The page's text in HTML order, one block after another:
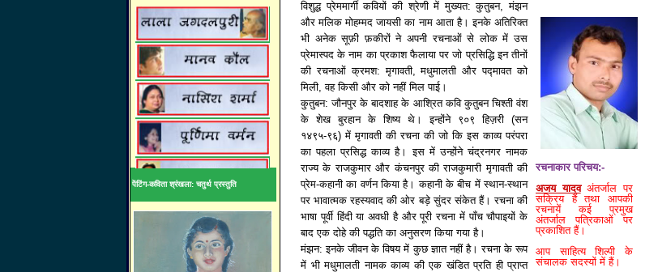
पेंटिंग-कविता श्रंखला: चतुर्थ प्रस्तुति
रचनाकार परिचय:-
अजय यादव अंतर्जाल पर
सक्रिय हैं तथा आपकी
रचनायें कई प्रमुख
अंतर्जाल पत्रिकाओं पर
प्रकाशित हैं।
आप साहित्य शिल्पी के
संचालक सदस्यों में हैं।
विशुद्ध प्रेममार्गी कवियों की श्रेणी में मुख्यत: कुतुबन, मंझन
और मलिक मोहम्मद जायसी का नाम आता है। इनके अतिरिक्त
भी अनेक सूफ़ी फ़कीरों ने अपनी रचनाओं से लोक में उस
प्रेमास्पद के नाम का प्रकाश फैलाया पर जो प्रसिद्धि इन तीनों
की रचनाओं क्रमश: मृगावती, मधुमालती और पद्मावत को
मिली, वह किसी और को नहीं मिल पाई।
कुतुबन: जौनपुर के बादशाह के आश्रित कवि कुतुबन चिश्ती वंश
के शेख बुरहान के शिष्य थे। इन्होंने ९०९ हिज़री (सन
१४९५-९६) में मृगावती की रचना की जो कि इस काव्य परंपरा
का पहला प्रसिद्ध काव्य है। इस में उन्होंने चंद्रनगर नामक
राज्य के राजकुमार और कंचनपुर की राजकुमारी मृगावती की
प्रेम-कहानी का वर्णन किया है। कहानी के बीच में स्थान-स्थान
पर भावात्मक रहस्यवाद की ओर बड़े सुंदर संकेत हैं। रचना की
भाषा पूर्वी हिंदी या अवधी है और पूरी रचना में पाँच चौपाइयों के
बाद एक दोहे की पद्धति का अनुसरण किया गया है।
मंझन: इनके जीवन के विषय में कुछ ज्ञात नहीं है। रचना के रूप
में भी मधुमालती नामक काव्य की एक खंडित प्रति ही प्राप्त